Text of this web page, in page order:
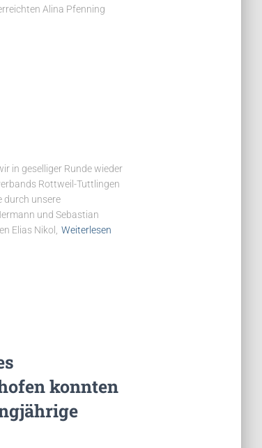
Alina Pfenning
in geselliger Runde wieder
Rottweil-Tuttlingen
durch unsere
und Sebastian
Elias Nikol,
Weiterlesen
konnten